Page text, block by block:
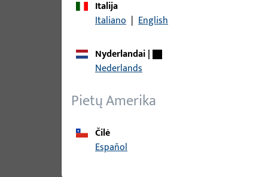
9-37725-00-R-3 | Apdaila | Apdaila
Italija
Italiano | English
Nyderlandai|
Nederlands
Pietų Amerika
Čilė
Español